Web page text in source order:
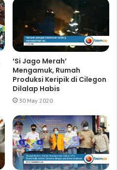
‘Si Jago Merah’
Mengamuk, Rumah
Produksi Keripik di Cilegon
Dilalap Habis
30 May 2020